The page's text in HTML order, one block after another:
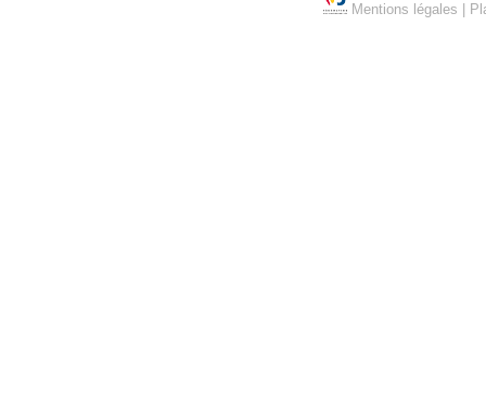
Mentions légales